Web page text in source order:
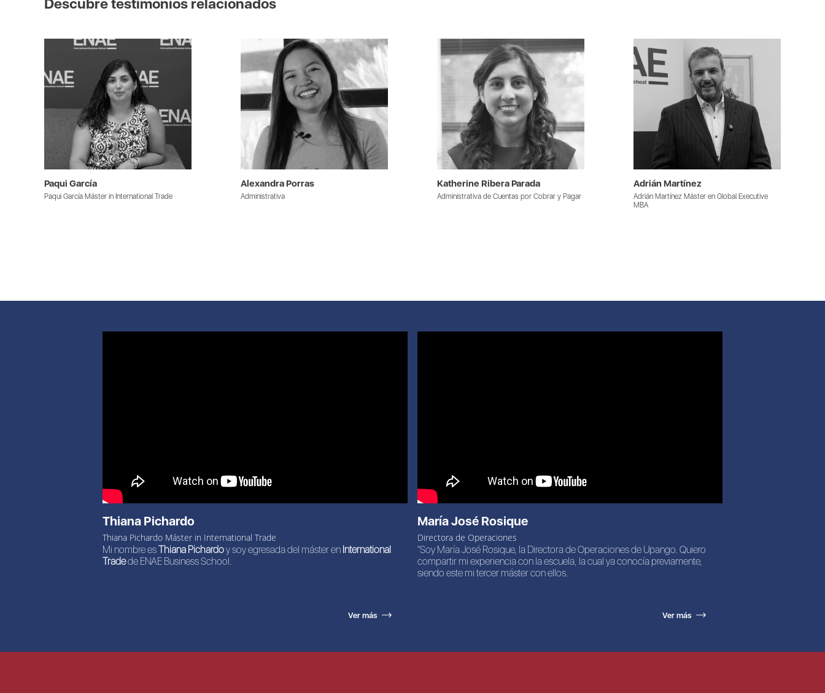
Descubre testimonios relacionados
Paqui García
Paqui García Máster in International Trade
Alexandra Porras
Administrativa
Katherine Ribera Parada
Administrativa de Cuentas por Cobrar y Pagar
Adrián Martínez
Adrián Martínez Máster en Global Executive
MBA
Thiana Pichardo
Thiana Pichardo Máster in International Trade
Mi nombre esThiana Pichardoy soy egresada del máster en International
Tradede ENAE Business School.
Ver más
María José Rosique
Directora de Operaciones
"Soy María José Rosique, la Directora de Operaciones de Upango. Quiero
compartir mi experiencia con la escuela, la cual ya conocía previamente,
siendo este mi tercer máster con ellos.
Ver más